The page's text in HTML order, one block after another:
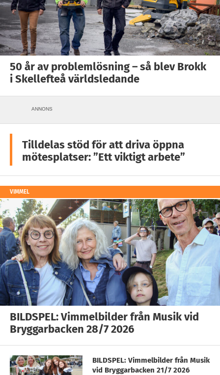
50 år av problemlösning – så blev Brokk
i Skellefteå världsledande
ANNONS
Tilldelas stöd för att driva öppna
mötesplatser: ”Ett viktigt arbete”
VIMMEL
BILDSPEL: Vimmelbilder från Musik vid
Bryggarbacken 28/7 2026
BILDSPEL: Vimmelbilder från Musik
vid Bryggarbacken 21/7 2026